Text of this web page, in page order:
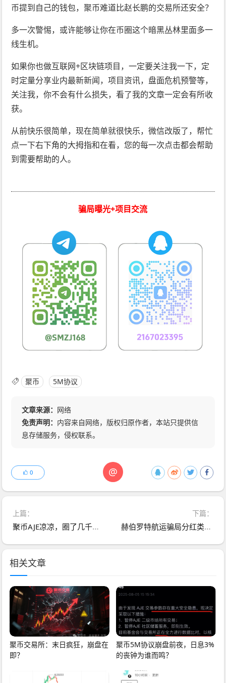
币提到自己的钱包，聚币难道比赵长鹏的交易所还安全？
多一次警惕，或许能够让你在币圈这个暗黑丛林里面多一
线生机。
如果你也做互联网+区块链项目，一定要关注我一下，定
时定量分享业内最新新闻，项目资讯，盘面危机预警等，
关注我，你不会有什么损失，看了我的文章一定会有所收
获。
从前快乐很简单，现在简单就很快乐，微信改版了，帮忙
点一下右下角的大拇指和在看，您的每一次点击都会帮助
到需要帮助的人。
骗局曝光+项目交流
聚币 5M协议
文章来源： 网络
免责声明： 内容来自网络，版权归原作者，本站只提供信
息存储服务，侵权联系。
@
0
上篇：
聚币AJE凉凉，圈了几千万，“聚币”10年改名数次，每次都为收割用户！
下篇：
赫伯罗特航运骗局分红类资金盘骗局，运行了有7个月了，目前泡沫已大，高度预警，即将崩盘跑路！
相关文章
聚币交易所：末日疯狂，崩盘在
即？
聚币5M协议崩盘前夜，日息3%
的丧钟为谁而鸣？